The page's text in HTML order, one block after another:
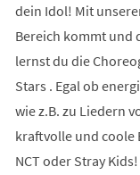
dein Idol! Mit
Bereich kommt und
lernst du die
Stars . Egal ob
wie z.B. zu Liedern
kraftvolle und coole
NCT oder Stray